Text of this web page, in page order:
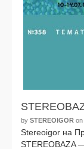
by STEREOIGOR on
Stereoigor на
STEREOBAZA